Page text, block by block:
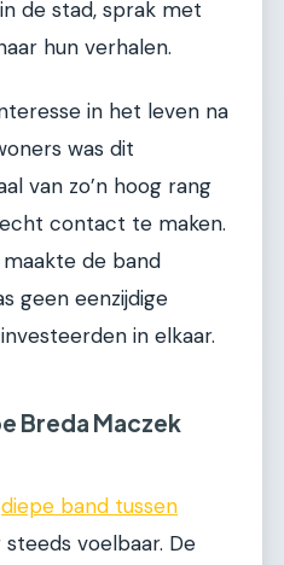
de stad, sprak met
hun verhalen.
in het leven na
was dit
van zo’n hoog rang
contact te maken.
de band
geen eenzijdige
in elkaar.
Breda Maczek
diepe band tussen
steeds voelbaar. De